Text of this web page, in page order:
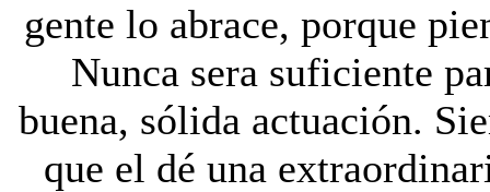
gente lo abrace, porque
Nunca sera suficiente
buena, sólida actuación.
que el dé una